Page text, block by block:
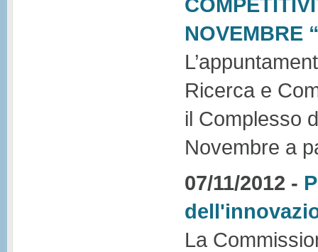
NOVEMBRE
Ricerca e
il Complesso
Novembre a
07/11/2012 -
La